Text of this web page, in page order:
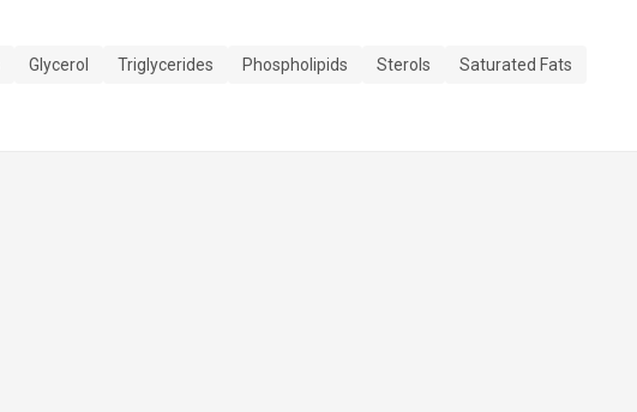
Glycerol Triglycerides Phospholipids Sterols
Saturated Fats